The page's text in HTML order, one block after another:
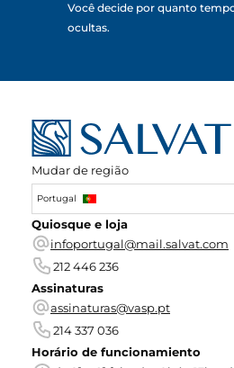
Você decide por quanto
ocultas.
Mudar de região
Portugal
Quiosque e loja
infoportugal@mail.salvat.com
212 446 236
Assinaturas
assinaturas@vasp.pt
214 337 036
Horário de funcionamiento